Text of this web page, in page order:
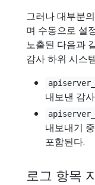
그러나 대부분
며 수동으로 설
노출된 다음과
감사 하위 시스
내보낸 감
내보내기
포함된다.
로그 항목